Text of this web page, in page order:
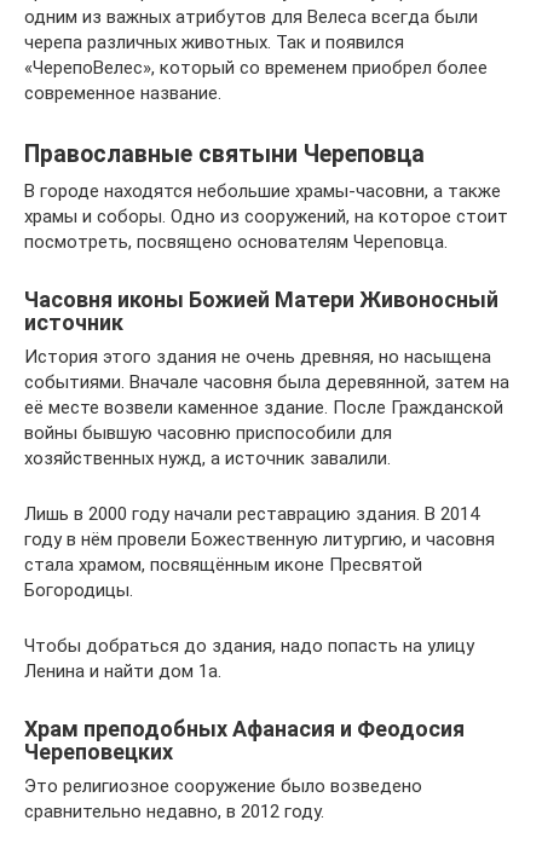
одним из важных атрибутов для Велеса всегда были
черепа различных животных. Так и появился
«ЧерепоВелес», который со временем приобрел более
современное название.
Православные святыни Череповца
В городе находятся небольшие храмы-часовни, а также
храмы и соборы. Одно из сооружений, на которое стоит
посмотреть, посвящено основателям Череповца.
Часовня иконы Божией Матери Живоносный
источник
История этого здания не очень древняя, но насыщена
событиями. Вначале часовня была деревянной, затем на
её месте возвели каменное здание. После Гражданской
войны бывшую часовню приспособили для
хозяйственных нужд, а источник завалили.
Лишь в 2000 году начали реставрацию здания. В 2014
году в нём провели Божественную литургию, и часовня
стала храмом, посвящённым иконе Пресвятой
Богородицы.
Чтобы добраться до здания, надо попасть на улицу
Ленина и найти дом 1а.
Храм преподобных Афанасия и Феодосия
Череповецких
Это религиозное сооружение было возведено
сравнительно недавно, в 2012 году.